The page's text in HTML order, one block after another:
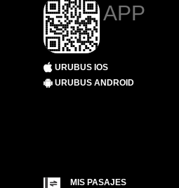
APP
URUBUS IOS
URUBUS ANDROID
MIS PASAJES